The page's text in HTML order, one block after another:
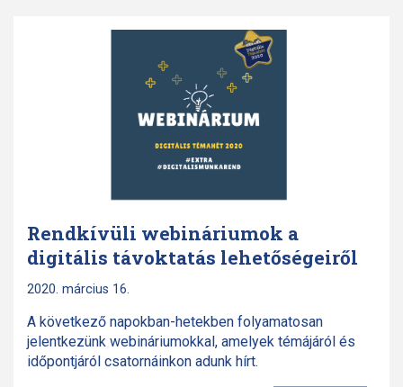
Rendkívüli webináriumok a
digitális távoktatás lehetőségeiről
2020. március 16.
A következő napokban-hetekben folyamatosan
jelentkezünk webináriumokkal, amelyek témájáról és
időpontjáról csatornáinkon adunk hírt.